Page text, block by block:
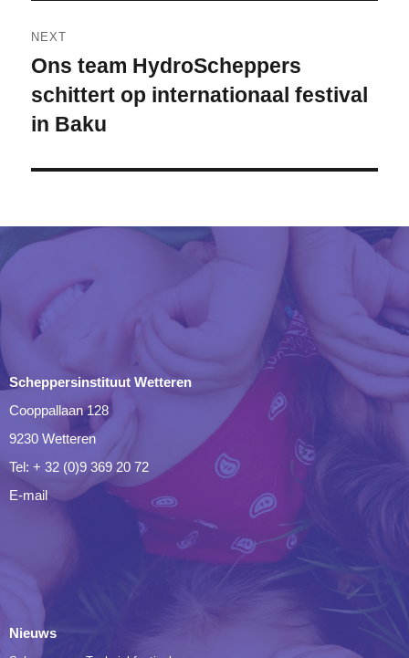
NEXT
Next
post:
Ons team HydroScheppers
schittert op internationaal festival
in Baku
Scheppersinstituut Wetteren
Cooppallaan 128
9230 Wetteren
Tel: + 32 (0)9 369 20 72
E-mail
Nieuws